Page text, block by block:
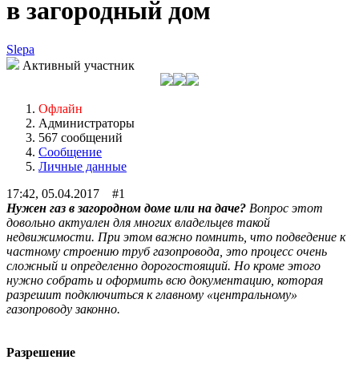
в загородный дом
Slepa
Активный участник
Офлайн
Администраторы
567 сообщений
Сообщение
Личные данные
17:42, 05.04.2017 #1
Нужен газ в загородном доме или на даче? Вопрос этот
довольно актуален для многих владельцев такой
недвижимости. При этом важно помнить, что подведение к
частному строению труб газопровода, это процесс очень
сложный и определенно дорогостоящий. Но кроме этого
нужно собрать и оформить всю документацию, которая
разрешит подключиться к главному «центральному»
газопроводу законно.
Разрешение